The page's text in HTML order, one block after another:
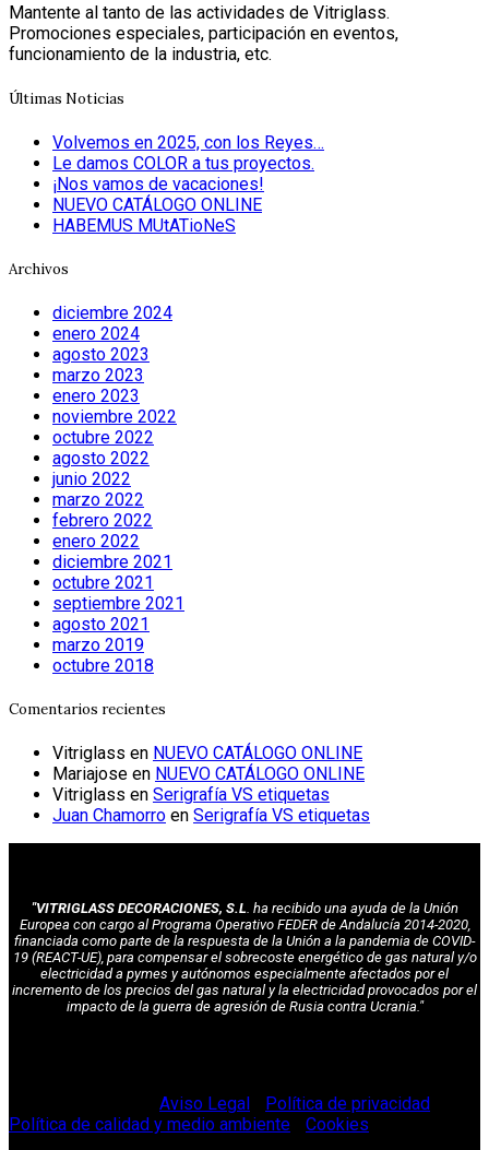
Mantente al tanto de las actividades de Vitriglass.
Promociones especiales, participación en eventos,
funcionamiento de la industria, etc.
Últimas Noticias
Volvemos en 2025, con los Reyes…
Le damos COLOR a tus proyectos.
¡Nos vamos de vacaciones!
NUEVO CATÁLOGO ONLINE
HABEMUS MUtATioNeS
Archivos
diciembre 2024
enero 2024
agosto 2023
marzo 2023
enero 2023
noviembre 2022
octubre 2022
agosto 2022
junio 2022
marzo 2022
febrero 2022
enero 2022
diciembre 2021
octubre 2021
septiembre 2021
agosto 2021
marzo 2019
octubre 2018
Comentarios recientes
Vitriglass en NUEVO CATÁLOGO ONLINE
Mariajose en NUEVO CATÁLOGO ONLINE
Vitriglass en Serigrafía VS etiquetas
Juan Chamorro en Serigrafía VS etiquetas
"VITRIGLASS DECORACIONES, S.L. ha recibido una ayuda de la Unión
Europea con cargo al Programa Operativo FEDER de Andalucía 2014-2020,
financiada como parte de la respuesta de la Unión a la pandemia de COVID-
19 (REACT-UE), para compensar el sobrecoste energético de gas natural y/o
electricidad a pymes y autónomos especialmente afectados por el
incremento de los precios del gas natural y la electricidad provocados por el
impacto de la guerra de agresión de Rusia contra Ucrania."
Aviso Legal Política de privacidad
Política de calidad y medio ambiente
Cookies